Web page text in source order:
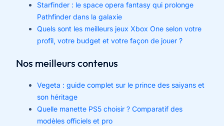
Starfinder : le space opera fantasy qui prolonge
Pathfinder dans la galaxie
Quels sont les meilleurs jeux Xbox One selon votre
profil, votre budget et votre façon de jouer ?
Nos meilleurs contenus
Vegeta : guide complet sur le prince des saiyans et
son héritage
Quelle manette PS5 choisir ? Comparatif des
modèles officiels et pro